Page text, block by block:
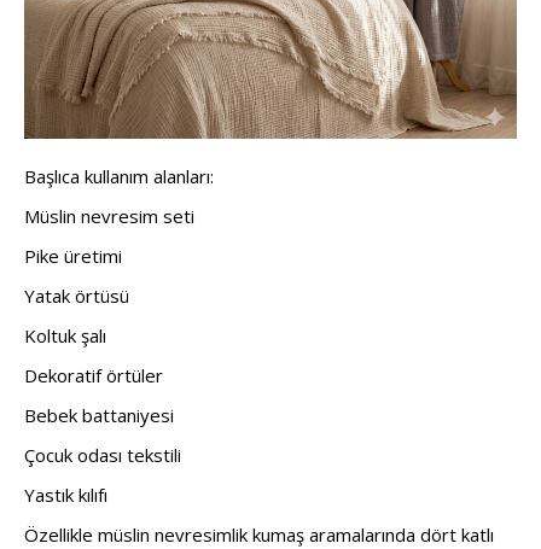
Başlıca kullanım alanları:
Müslin nevresim seti
Pike üretimi
Yatak örtüsü
Koltuk şalı
Dekoratif örtüler
Bebek battaniyesi
Çocuk odası tekstili
Yastık kılıfı
Özellikle müslin nevresimlik kumaş aramalarında dört katlı